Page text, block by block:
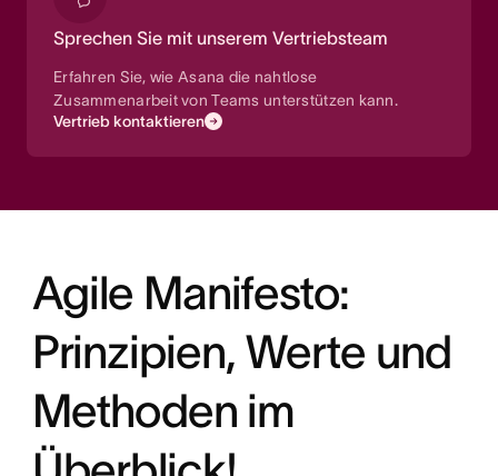
Sprechen Sie mit unserem Vertriebsteam
Erfahren Sie, wie Asana die nahtlose
Zusammenarbeit von Teams unterstützen kann.
Vertrieb kontaktieren
Agile Manifesto:
Prinzipien, Werte und
Methoden im